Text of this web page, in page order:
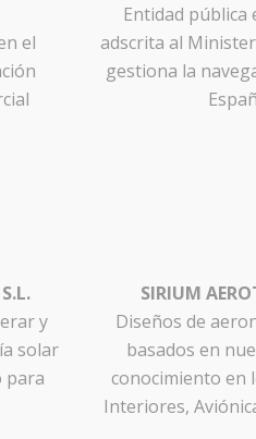
el
Entidad pública
adscrita al
gestiona la
y
solar
para
SIRIUM
Diseños de
basados en
conocimiento en
Interiores,